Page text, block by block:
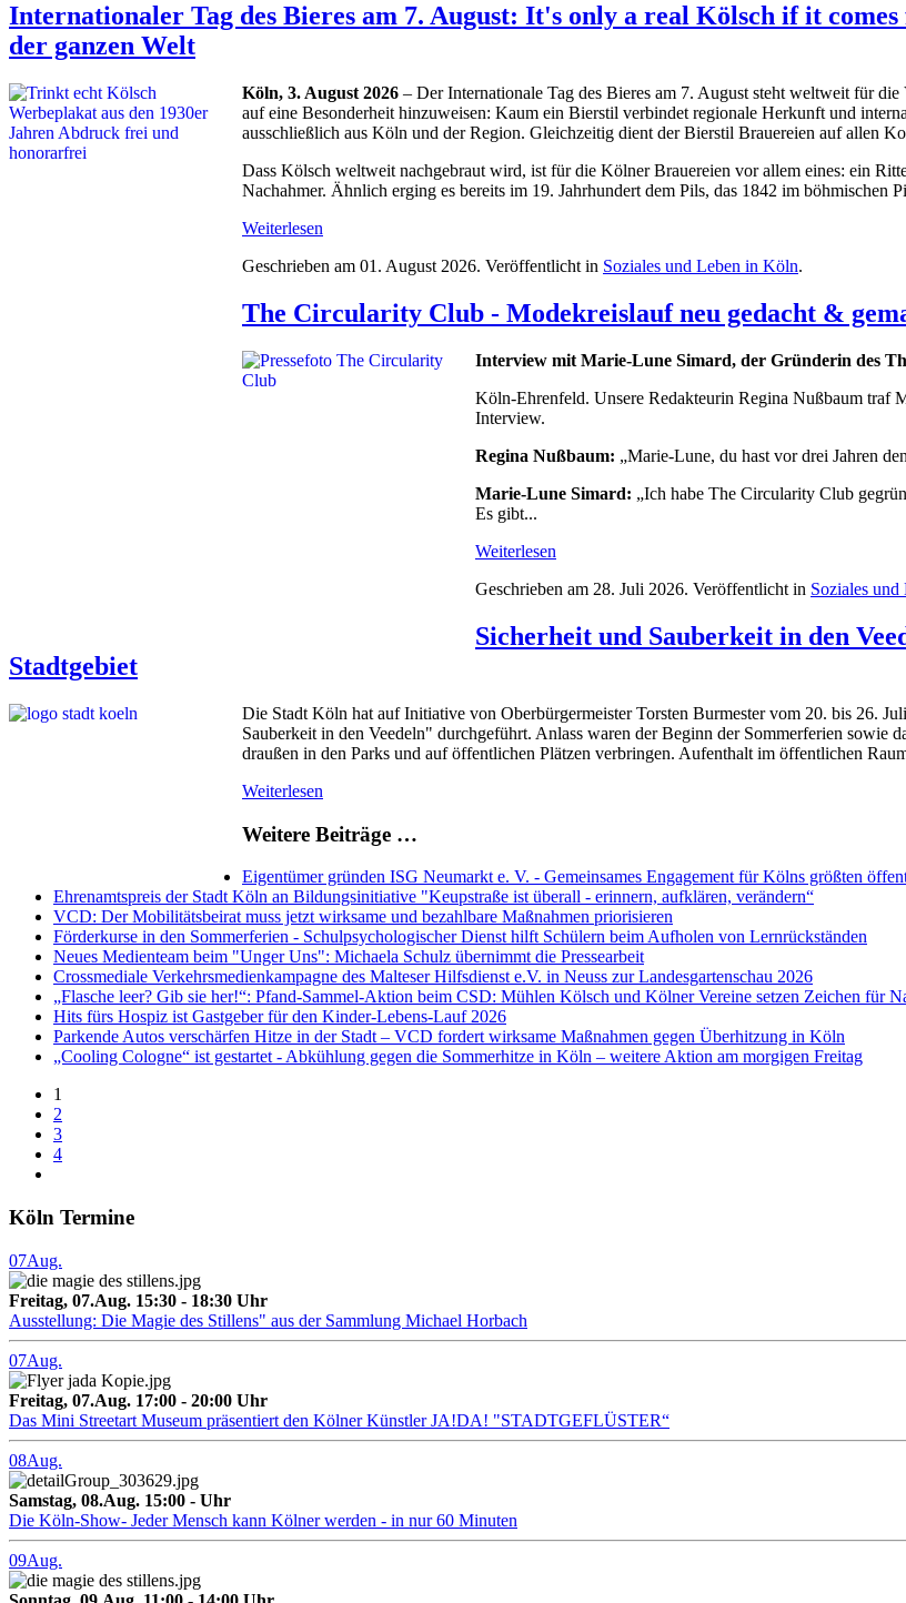
Internationaler Tag des Bieres am 7. August: It's only a real Kölsch if it
der ganzen Welt
Köln, 3. August 2026 – Der Internationale Tag des Bieres am 7. August steht weltweit für
auf eine Besonderheit hinzuweisen: Kaum ein Bierstil verbindet regionale Herkunft und
ausschließlich aus Köln und der Region. Gleichzeitig dient der Bierstil Brauereien auf allen
Dass Kölsch weltweit nachgebraut wird, ist für die Kölner Brauereien vor allem eines: ein
Nachahmer. Ähnlich erging es bereits im 19. Jahrhundert dem Pils, das 1842 im böhmischen
Weiterlesen
Geschrieben am 01. August 2026. Veröffentlicht in Soziales und Leben in Köln.
The Circularity Club - Modekreislauf neu gedacht &
Interview mit Marie-Lune Simard, der Gründerin des
Köln-Ehrenfeld. Unsere Redakteurin Regina Nußbaum traf
Interview.
Regina Nußbaum: „Marie-Lune, du hast vor drei Jahren
Marie-Lune Simard: „Ich habe The Circularity Club
Es gibt...
Weiterlesen
Geschrieben am 28. Juli 2026. Veröffentlicht in Soziales
Sicherheit und Sauberkeit in den
Stadtgebiet
Die Stadt Köln hat auf Initiative von Oberbürgermeister Torsten Burmester vom 20. bis 26.
Sauberkeit in den Veedeln" durchgeführt. Anlass waren der Beginn der Sommerferien sowie
draußen in den Parks und auf öffentlichen Plätzen verbringen. Aufenthalt im öffentlichen
Weiterlesen
Weitere Beiträge …
Eigentümer gründen ISG Neumarkt e. V. - Gemeinsames Engagement für Kölns größten
Ehrenamtspreis der Stadt Köln an Bildungsinitiative "Keupstraße ist überall - erinnern, aufklären, verändern“
VCD: Der Mobilitätsbeirat muss jetzt wirksame und bezahlbare Maßnahmen priorisieren
Förderkurse in den Sommerferien - Schulpsychologischer Dienst hilft Schülern beim Aufholen von Lernrückständen
Neues Medienteam beim "Unger Uns": Michaela Schulz übernimmt die Pressearbeit
Crossmediale Verkehrsmedienkampagne des Malteser Hilfsdienst e.V. in Neuss zur Landesgartenschau 2026
„Flasche leer? Gib sie her!“: Pfand-Sammel-Aktion beim CSD: Mühlen Kölsch und Kölner Vereine setzen Zeichen für
Hits fürs Hospiz ist Gastgeber für den Kinder-Lebens-Lauf 2026
Parkende Autos verschärfen Hitze in der Stadt – VCD fordert wirksame Maßnahmen gegen Überhitzung in Köln
„Cooling Cologne“ ist gestartet - Abkühlung gegen die Sommerhitze in Köln – weitere Aktion am morgigen Freitag
1
2
3
4
Köln Termine
07Aug.
Freitag, 07.Aug. 15:30 - 18:30 Uhr
Ausstellung: Die Magie des Stillens" aus der Sammlung Michael Horbach
07Aug.
Freitag, 07.Aug. 17:00 - 20:00 Uhr
Das Mini Streetart Museum präsentiert den Kölner Künstler JA!DA! "STADTGEFLÜSTER“
08Aug.
Samstag, 08.Aug. 15:00 - Uhr
Die Köln-Show- Jeder Mensch kann Kölner werden - in nur 60 Minuten
09Aug.